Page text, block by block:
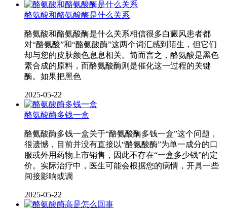
酪氨酸和酪氨酸酶是什么关系
酪氨酸和酪氨酸酶是什么关系相信很多白癜风患者都
对“酪氨酸”和“酪氨酸酶”这两个词汇感到陌生，但它们
却与您的皮肤颜色息息相关。简而言之，酪氨酸是黑色
素合成的原料，而酪氨酸酶则是催化这一过程的关键
酶。如果把黑色
2025-05-22
酪氨酸酶多钱一盒
酪氨酸酶多钱一盒关于“酪氨酸酶多钱一盒”这个问题，
很遗憾，目前并没有直接以“酪氨酸酶”为单一成分的口
服或外用药物上市销售，因此不存在“一盒多少钱”的定
价。实际治疗中，医生可能会根据您的病情，开具一些
间接影响或调
2025-05-22